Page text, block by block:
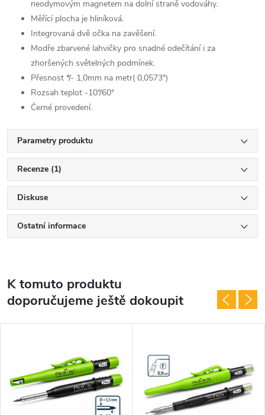
neodymovým magnetem na dolní straně vodováhy.
Měřící plocha je hliníková.
Integrovaná dvě očka na zavěšení.
Modře zbarvené lahvičky pro snadné odečítání i za
zhoršených světelných podmínek.
Přesnost */- 1,0mm na metr( 0,0573°)
Rozsah teplot -10°/60°
Černé provedení.
Parametry produktu
Recenze (1)
Diskuse
Ostatní informace
K tomuto produktu
doporučujeme ještě dokoupit